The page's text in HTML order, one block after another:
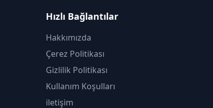
Hızlı Bağlantılar
Hakkımızda
Çerez Politikası
Gizlilik Politikası
Kullanım Koşulları
iletişim